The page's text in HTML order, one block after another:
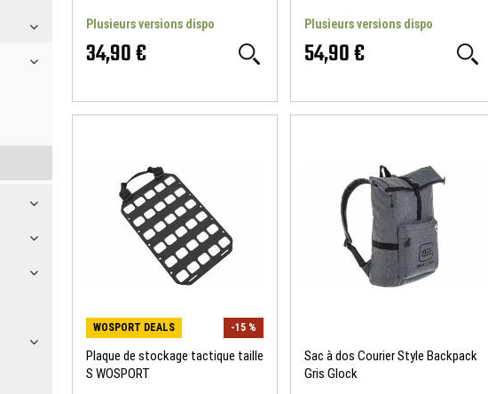
Plusieurs versions dispo
34,90 €
Plusieurs versions dispo
54,90 €
WOSPORT DEALS -15 %
Plaque de stockage tactique taille
S WOSPORT
Sac à dos Courier Style Backpack
Gris Glock